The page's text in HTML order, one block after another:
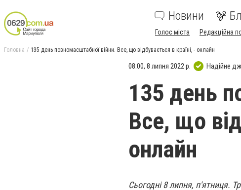
Новини
Голос міста Редакційна
Головна 135 день повномасштабної війни. Все, що відбувається в країні, - онлайн
08:00, 8 липня 2022 р. Надійне
135 день
Все, що
онлайн
Сьогодні 8 липня, п'ятниця.